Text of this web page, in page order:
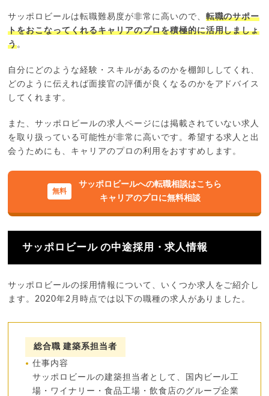
サッポロビールは転職難易度が非常に高いので、 転職のサポー
トをおこなってくれるキャリアのプロを積極的に活用しましょ
う。
自分にどのような経験・スキルがあるのかを棚卸ししてくれ、
どのように伝えれば面接官の評価が良くなるのかをアドバイス
してくれます。
また、サッポロビールの求人ページには掲載されていない求人
を取り扱っている可能性が非常に高いです。希望する求人と出
会うためにも、キャリアのプロの利用をおすすめします。
サッポロビールへの転職相談はこちら
キャリアのプロに無料相談
サッポロビール の中途採用・求人情報
サッポロビールの採用情報について、いくつか求人をご紹介し
ます。2020年2月時点では以下の職種の求人がありました。
総合職 建築系担当者
仕事内容
サッポロビールの建築担当者として、国内ビール工
場・ワイナリー・食品工場・飲食店のグループ企業